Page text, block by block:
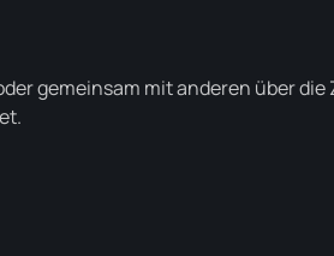
gemeinsam mit anderen über